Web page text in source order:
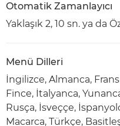
Otomatik Zamanlayıcı
Yaklaşık 2, 10 sn. ya da
Menü Dilleri
İngilizce, Almanca,
Fince, İtalyanca,
Rusça, İsveççe,
Macarca, Türkçe,